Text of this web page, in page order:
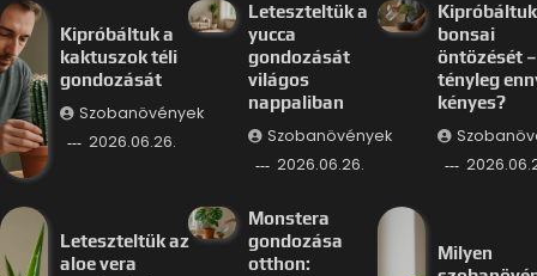
Kipróbáltuk a
kaktuszok téli
gondozását
Szobanövények
2026.06.26.
Leteszteltük a
yucca
gondozását
világos
nappaliban
Szobanövények
2026.06.26.
bonsai
öntözését –
tényleg
kényes?
Leteszteltük az
aloe vera
Monstera
gondozása
otthon:
Milyen